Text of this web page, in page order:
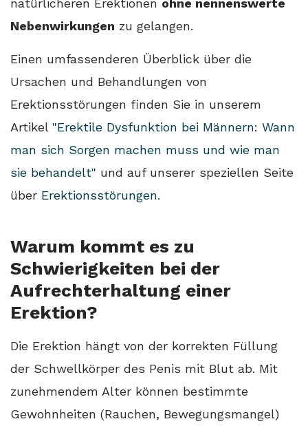
natürlicheren Erektionen ohne nennenswerte
Nebenwirkungen zu gelangen.
Einen umfassenderen Überblick über die
Ursachen und Behandlungen von
Erektionsstörungen finden Sie in unserem
Artikel "Erektile Dysfunktion bei Männern: Wann
man sich Sorgen machen muss und wie man
sie behandelt" und auf unserer speziellen Seite
über Erektionsstörungen.
Warum kommt es zu
Schwierigkeiten bei der
Aufrechterhaltung einer
Erektion?
Die Erektion hängt von der korrekten Füllung
der Schwellkörper des Penis mit Blut ab. Mit
zunehmendem Alter können bestimmte
Gewohnheiten (Rauchen, Bewegungsmangel)